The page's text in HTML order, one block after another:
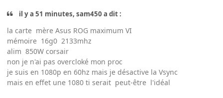
il y a 51 minutes, sam450 a dit :
la carte mère Asus ROG maximum VI
mémoire 16g0 2133mhz
alim 850W corsair
non je n'ai pas overcloké mon proc
je suis en 1080p en 60hz mais je désactive la Vsync
mais en effet une 1080 ti serait peut-être l'idéal